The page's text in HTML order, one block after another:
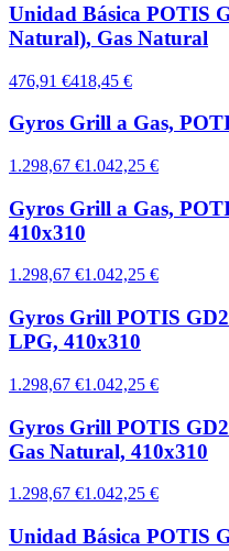
Unidad Básica POTIS
Natural), Gas Natural
476,91 €418,45 €
Gyros Grill a Gas,
1.298,67 €1.042,25 €
Gyros Grill a Gas,
410x310
1.298,67 €1.042,25 €
Gyros Grill POTIS
LPG, 410x310
1.298,67 €1.042,25 €
Gyros Grill POTIS
Gas Natural, 410x310
1.298,67 €1.042,25 €
Unidad Básica POTIS